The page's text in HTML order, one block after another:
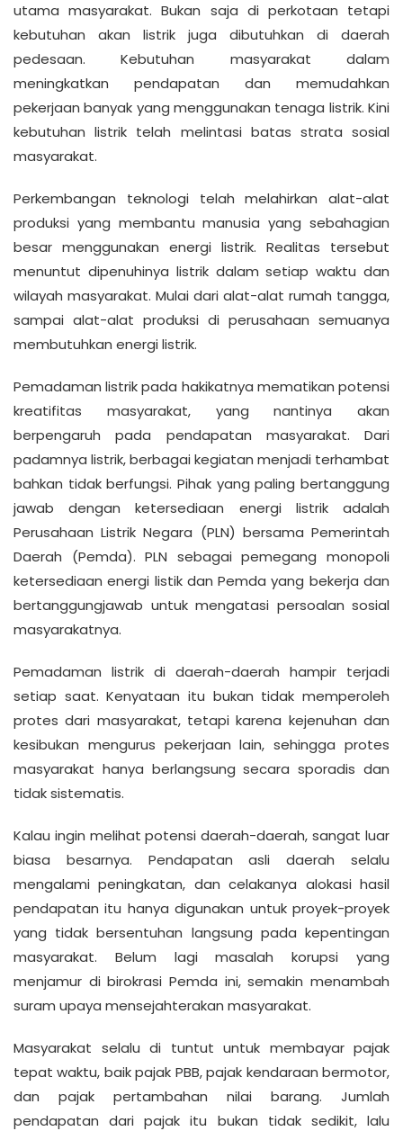
utama masyarakat. Bukan saja di perkotaan tetapi
kebutuhan akan listrik juga dibutuhkan di daerah
pedesaan. Kebutuhan masyarakat dalam
meningkatkan pendapatan dan memudahkan
pekerjaan banyak yang menggunakan tenaga listrik. Kini
kebutuhan listrik telah melintasi batas strata sosial
masyarakat.
Perkembangan teknologi telah melahirkan alat-alat
produksi yang membantu manusia yang sebahagian
besar menggunakan energi listrik. Realitas tersebut
menuntut dipenuhinya listrik dalam setiap waktu dan
wilayah masyarakat. Mulai dari alat-alat rumah tangga,
sampai alat-alat produksi di perusahaan semuanya
membutuhkan energi listrik.
Pemadaman listrik pada hakikatnya mematikan potensi
kreatifitas masyarakat, yang nantinya akan
berpengaruh pada pendapatan masyarakat. Dari
padamnya listrik, berbagai kegiatan menjadi terhambat
bahkan tidak berfungsi. Pihak yang paling bertanggung
jawab dengan ketersediaan energi listrik adalah
Perusahaan Listrik Negara (PLN) bersama Pemerintah
Daerah (Pemda). PLN sebagai pemegang monopoli
ketersediaan energi listik dan Pemda yang bekerja dan
bertanggungjawab untuk mengatasi persoalan sosial
masyarakatnya.
Pemadaman listrik di daerah-daerah hampir terjadi
setiap saat. Kenyataan itu bukan tidak memperoleh
protes dari masyarakat, tetapi karena kejenuhan dan
kesibukan mengurus pekerjaan lain, sehingga protes
masyarakat hanya berlangsung secara sporadis dan
tidak sistematis.
Kalau ingin melihat potensi daerah-daerah, sangat luar
biasa besarnya. Pendapatan asli daerah selalu
mengalami peningkatan, dan celakanya alokasi hasil
pendapatan itu hanya digunakan untuk proyek-proyek
yang tidak bersentuhan langsung pada kepentingan
masyarakat. Belum lagi masalah korupsi yang
menjamur di birokrasi Pemda ini, semakin menambah
suram upaya mensejahterakan masyarakat.
Masyarakat selalu di tuntut untuk membayar pajak
tepat waktu, baik pajak PBB, pajak kendaraan bermotor,
dan pajak pertambahan nilai barang. Jumlah
pendapatan dari pajak itu bukan tidak sedikit, lalu